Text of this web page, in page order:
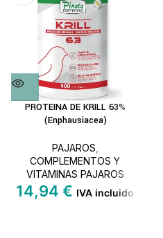
PROTEINA DE KRILL 63%
(Enphausiacea)
PAJAROS
COMPLEMENTOS Y
VITAMINAS PAJAROS
14,94 € IVA incluido